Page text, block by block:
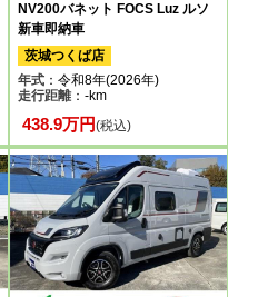
NV200バネット FOCS Luz ルソ
新車即納車
茨城つくば店
年式：令和8年(2026年)
走行距離：-km
438.9万円(税込)